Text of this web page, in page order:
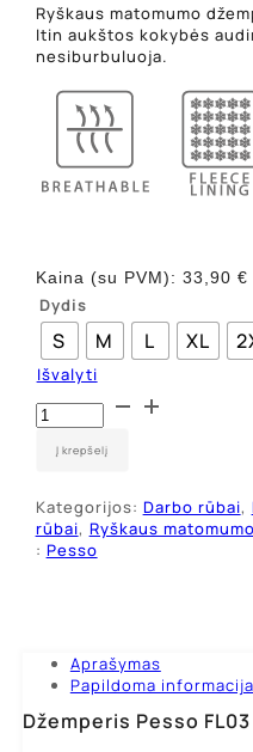
Ryškaus matomumo
Itin aukštos kokybės
nesiburbuluoja.
Kaina (su PVM): 33,90 €
Dydis
S M L XL
Išvalyti
produkto
kiekis:
Džemperis
HI-
VIS,
geltonas
Į krepšelį
Kategorijos: Darbo rūbai,
rūbai, Ryškaus
: Pesso
Aprašymas
Papildoma informacija
Džemperis Pesso